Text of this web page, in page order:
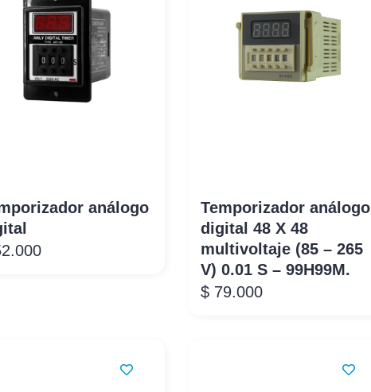
análogo
Temporizador análogo
digital 48 X 48
multivoltaje (85 – 265
V) 0.01 S – 99H99M.
$ 79.000